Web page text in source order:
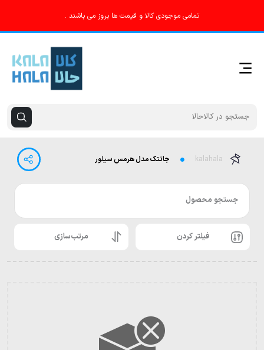
تمامی موجودی کالا و قیمت ها بروز می باشند .
kalahala جانتک مدل هرمس سیلور
جستجو محصول
فیلتر کردن مرتب‌سازی